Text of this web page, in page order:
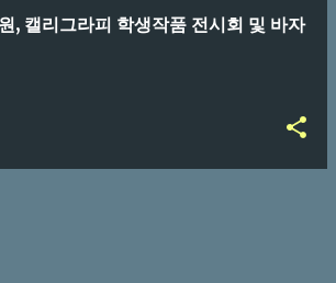
, 캘리그라피 학생작품 전시회 및 바자